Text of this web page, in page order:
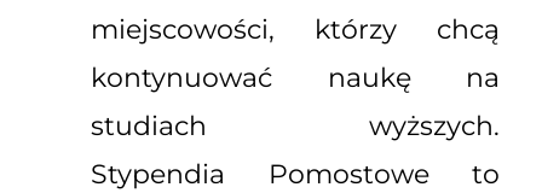
miejscowości, którzy chcą
kontynuować naukę na
studiach wyższych.
Stypendia Pomostowe to